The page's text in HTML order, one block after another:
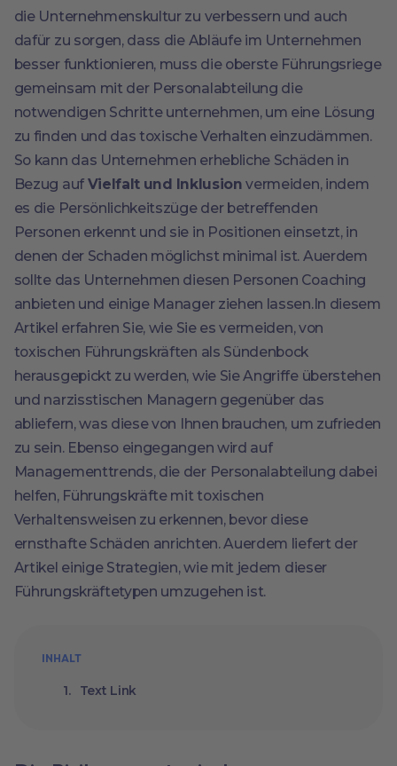
die Unternehmenskultur zu verbessern und auch
dafür zu sorgen, dass die Abläufe im Unternehmen
besser funktionieren, muss die oberste Führungsriege
gemeinsam mit der Personalabteilung die
notwendigen Schritte unternehmen, um eine Lösung
zu finden und das toxische Verhalten einzudämmen.
So kann das Unternehmen erhebliche Schäden in
Bezug auf Vielfalt und Inklusion vermeiden, indem
es die Persönlichkeitszüge der betreffenden
Personen erkennt und sie in Positionen einsetzt, in
denen der Schaden möglichst minimal ist. Auerdem
sollte das Unternehmen diesen Personen Coaching
anbieten und einige Manager ziehen lassen.In diesem
Artikel erfahren Sie, wie Sie es vermeiden, von
toxischen Führungskräften als Sündenbock
herausgepickt zu werden, wie Sie Angriffe überstehen
und narzisstischen Managern gegenüber das
abliefern, was diese von Ihnen brauchen, um zufrieden
zu sein. Ebenso eingegangen wird auf
Managementtrends, die der Personalabteilung dabei
helfen, Führungskräfte mit toxischen
Verhaltensweisen zu erkennen, bevor diese
ernsthafte Schäden anrichten. Auerdem liefert der
Artikel einige Strategien, wie mit jedem dieser
Führungskräftetypen umzugehen ist.
INHALT
Text Link